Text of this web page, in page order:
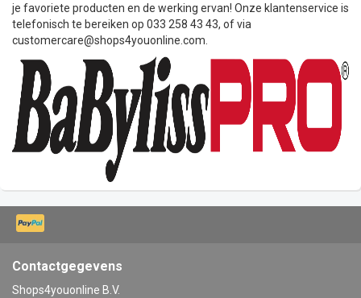
je favoriete producten en de werking ervan! Onze klantenservice is
telefonisch te bereiken op 033 258 43 43, of via
customercare@shops4youonline.com.
Contactgegevens
Shops4youonline B.V.